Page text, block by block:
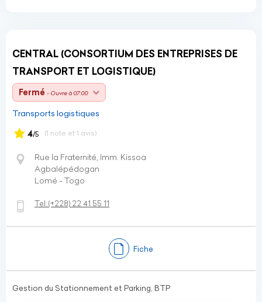
CENTRAL (CONSORTIUM DES ENTREPRISES DE
TRANSPORT ET LOGISTIQUE)
Fermé - Ouvre à 07:00
Transports logistiques
4/5 (1 note et 1 avis)
Rue la Fraternité, Imm. Kissoa
Agbalépédogan
Lomé - Togo
Tel:(+228) 22 41 55 11
Fiche
Gestion du Stationnement et Parking, BTP